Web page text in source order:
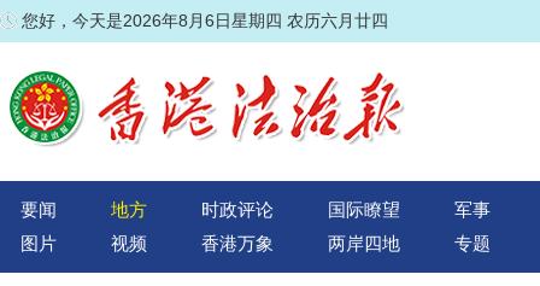
您好，今天是2026年8月6日星期四 农历六月廿四
要闻 地方 时政评论 国际瞭望
军事
图片
视频 香港万象 两岸四地 专题